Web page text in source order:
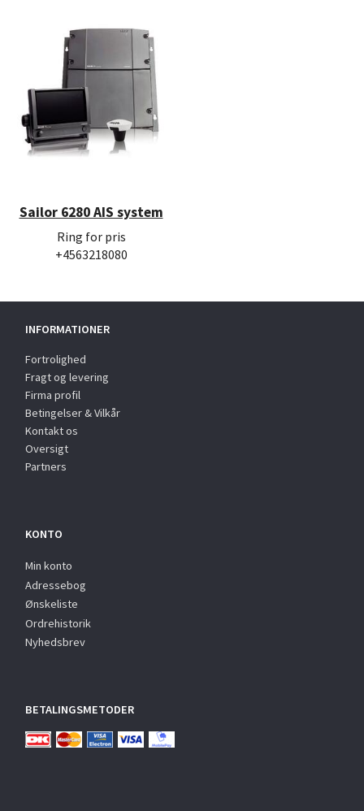
Sailor 6280 AIS system
Ring for pris
+4563218080
INFORMATIONER
Fortrolighed
Fragt og levering
Firma profil
Betingelser & Vilkår
Kontakt os
Oversigt
Partners
KONTO
Min konto
Adressebog
Ønskeliste
Ordrehistorik
Nyhedsbrev
BETALINGSMETODER